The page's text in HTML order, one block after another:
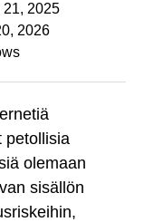
21, 2025
2026
petollisia
olemaan
sisällön